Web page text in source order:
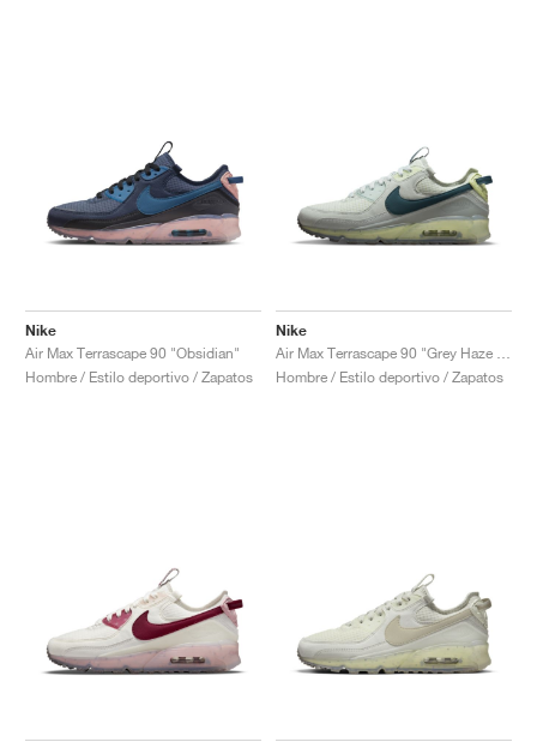
Nike
Air Max Terrascape 90 "Obsidian"
Hombre / Estilo deportivo / Zapatos
Nike
Hombre / Estilo deportivo / Zapatos